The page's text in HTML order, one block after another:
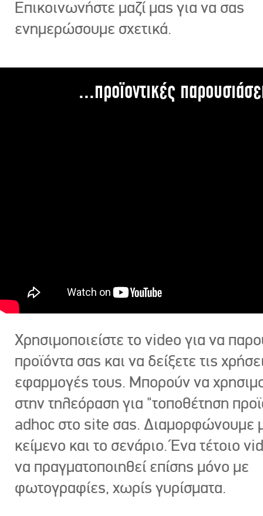
Επικοινωνήστε μαζί μας για να σας
ενημερώσουμε σχετικά.
...προϊοντικές
Χρησιμοποιείστε το video για να
προϊόντα σας και να δείξετε τις
εφαρμογές τους. Μπορούν να
στην τηλεόραση για "τοποθέτηση
adhoc στο site σας. Διαμορφώνουμε
κείμενο και το σενάριο. Ένα τέτοιο
να πραγματοποιηθεί επίσης μόνο με
φωτογραφίες, χωρίς γυρίσματα.